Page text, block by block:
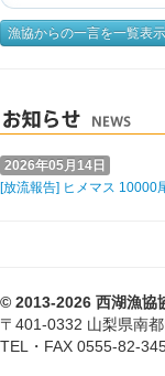
漁協からの一言を一覧表示
2026年05月14日
[放流報告] ヒメマス 10000
© 2013-2026 西湖漁協
〒401-0332 山梨県南
TEL・FAX 0555-82-